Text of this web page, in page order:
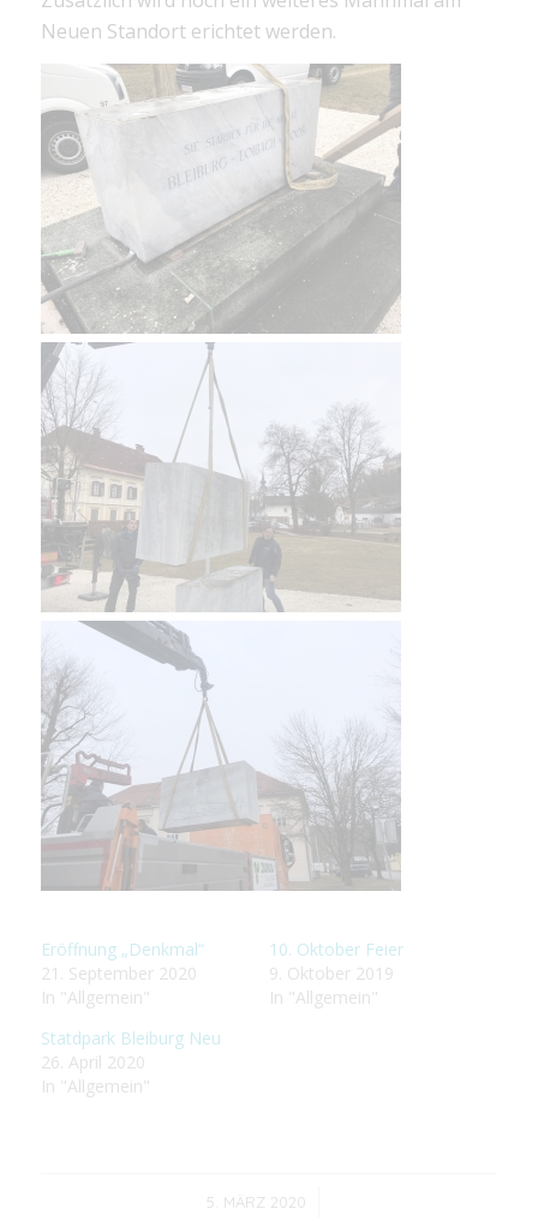
Neuen Standort erichtet werden.
Eröffnung „Denkmal“
21. September 2020
In "Allgemein"
10. Oktober Feier
9. Oktober 2019
In "Allgemein"
Statdpark Bleiburg Neu
26. April 2020
In "Allgemein"
5. MÄRZ 2020
/